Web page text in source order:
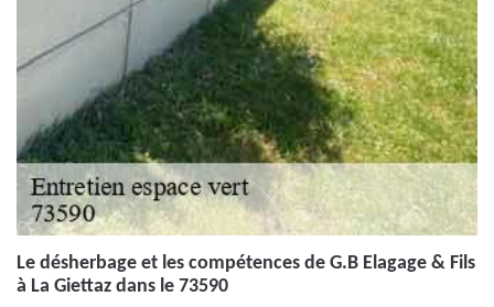
Le désherbage et les compétences de G.B Elagage & Fils
à La Giettaz dans le 73590